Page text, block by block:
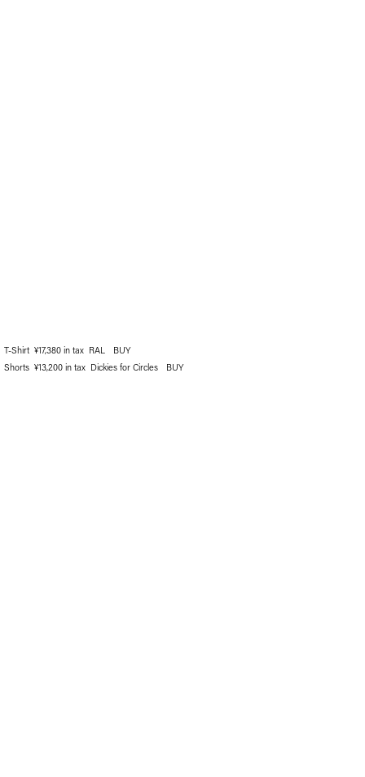
T-Shirt ¥17,380 in tax RAL
BUY
Shorts ¥13,200 in tax Dickies for Circles
BUY